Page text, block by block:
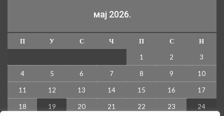
мај 2026.
П У С Ч П С
Н
1
2 3
4 5 6 7 8 9 10
11 12 13 14 15 16 17
18 19 20 21 22 23 24